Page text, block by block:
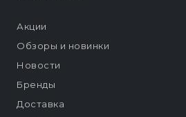
Акции
Обзоры и новинки
Новости
Бренды
Доставка